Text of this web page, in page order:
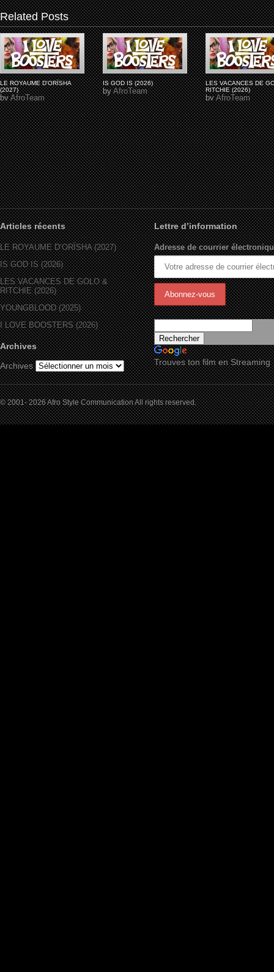
Related Posts
LE ROYAUME D'ORÏSHA
(2027)
byAfroTeam
IS GOD IS (2026)
byAfroTeam
LES VACANCES DE
RITCHIE (2026)
byAfroTeam
Articles récents
LE ROYAUME D’ORÏSHA (2027)
IS GOD IS (2026)
LES VACANCES DE GOLO &
RITCHIE (2026)
YOUNGBLOOD (2025)
I LOVE BOOSTERS (2026)
Archives
Archives
Lettre d’information
Adresse de courrier
Trouves ton film en Streaming
© 2001- 2026 Afro Style Communication All rights reserved.